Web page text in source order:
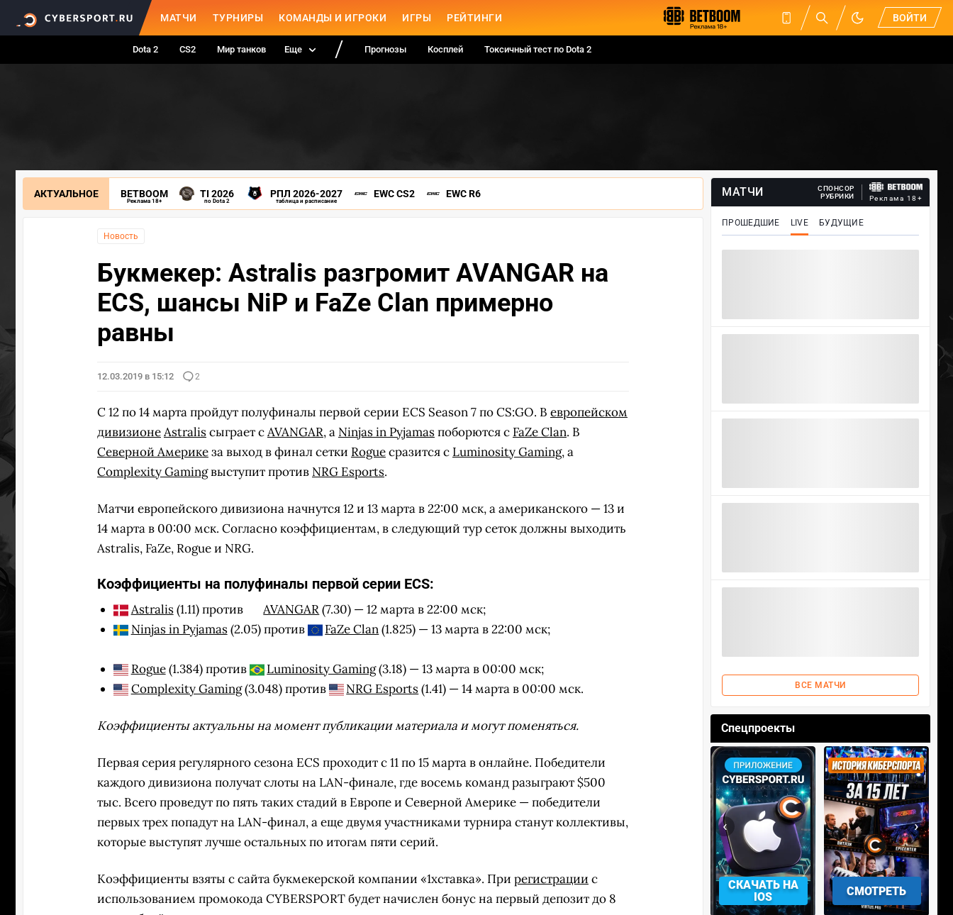
МАТЧИ ТУРНИРЫ КОМАНДЫ И ИГРОКИ ИГРЫ РЕЙТИНГИ ВОЙТИ
Dota 2 CS2 Мир танков Еще Прогнозы Косплей Токсичный тест по Dota 2
АКТУАЛЬНОЕ BETBOOM
Реклама 18+
TI 2026
по Dota 2
РПЛ 2026-2027
таблица и расписание
EWC CS2 EWC R6
Новость
Букмекер: Astralis разгромит AVANGAR на
ECS, шансы NiP и FaZe Clan примерно
равны
12.03.2019 в 15:12 2
C 12 по 14 марта пройдут полуфиналы первой серии ECS Season 7 по CS:GO. В европейском
дивизионеAstralisсыграет сAVANGAR, а Ninjas in Pyjamasпоборются с FaZe Clan. В
Северной Америкеза выход в финал сетки Rogueсразится с Luminosity Gaming, а
Complexity Gamingвыступит против NRG Esports.
Матчи европейского дивизиона начнутся 12 и 13 марта в 22:00 мск, а американского — 13 и
14 марта в 00:00 мск. Согласно коэффициентам, в следующий тур сеток должны выходить
Astralis, FaZe, Rogue и NRG.
Коэффициенты на полуфиналы первой серии ECS:
Astralis(1.11) против AVANGAR(7.30) — 12 марта в 22:00 мск;
Ninjas in Pyjamas(2.05) против FaZe Clan(1.825) — 13 марта в 22:00 мск;
Rogue(1.384) против Luminosity Gaming(3.18) — 13 марта в 00:00 мск;
Complexity Gaming(3.048) против NRG Esports(1.41) — 14 марта в 00:00 мск.
Коэффициенты актуальны на момент публикации материала и могут поменяться.
Первая серия регулярного сезона ECS проходит с 11 по 15 марта в онлайне. Победители
каждого дивизиона получат слоты на LAN-финале, где восемь команд разыграют $500
тыс. Всего проведут по пять таких стадий в Европе и Северной Америке — победители
первых трех попадут на LAN-финал, а еще двумя участниками турнира станут коллективы,
которые выступят лучше остальных по итогам пяти серий.
Коэффициенты взяты с сайта букмекерской компании «1xставка». При регистрации с
использованием промокода CYBERSPORT будет начислен бонус на первый депозит до 8
МАТЧИ
СПОНСОР
РУБРИКИ
Реклама 18+
ПРОШЕДШИЕ LIVE БУДУЩИЕ
ВСЕ МАТЧИ
Спецпроекты
ПЕРЕЙТИ ВЫБРАТЬ
СКАЧАТЬ НА
ANDROID
СМОТРЕТЬ УЧАСТВОВАТЬ
‹ ›